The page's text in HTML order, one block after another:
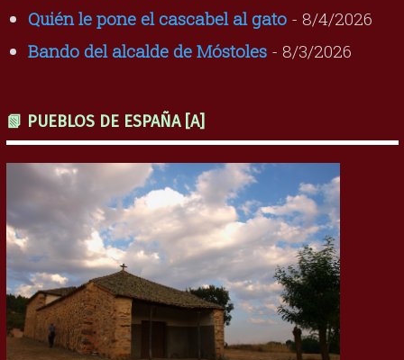
Quién le pone el cascabel al gato- 8/4/2026
Bando del alcalde de Móstoles- 8/3/2026
📗 PUEBLOS DE ESPAÑA [A]